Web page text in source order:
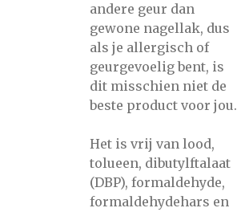
andere geur dan
gewone nagellak, dus
als je allergisch of
geurgevoelig bent, is
dit misschien niet de
beste product voor jou.
Het is vrij van lood,
tolueen, dibutylftalaat
(DBP), formaldehyde,
formaldehydehars en